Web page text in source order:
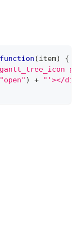
function (item)
{
"open" ) +
"'></